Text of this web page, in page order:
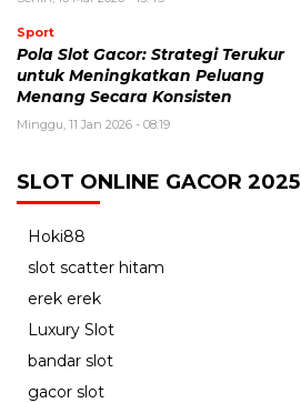
Sport
Pola Slot Gacor: Strategi Terukur
untuk Meningkatkan Peluang
Menang Secara Konsisten
Minggu, 11 Jan 2026 - 08:19
SLOT ONLINE GACOR 2025
Hoki88
slot scatter hitam
erek erek
Luxury Slot
bandar slot
gacor slot